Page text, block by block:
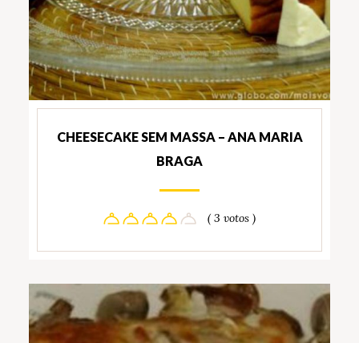
CHEESECAKE SEM MASSA – ANA MARIA
BRAGA
( 3 votos )